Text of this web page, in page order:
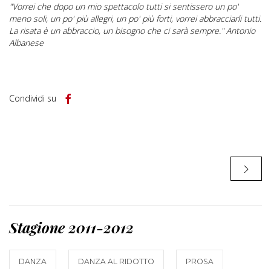
"Vorrei che dopo un mio spettacolo tutti si sentissero un po'
meno soli, un po' più allegri, un po' più forti, vorrei abbracciarli tutti.
La risata è un abbraccio, un bisogno che ci sarà sempre." Antonio
Albanese
Condividi su
Stagione 2011-2012
DANZA DANZA AL RIDOTTO PROSA